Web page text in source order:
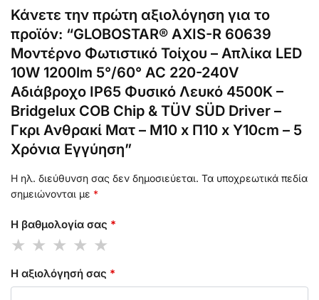
Κάνετε την πρώτη αξιολόγηση για το
προϊόν: “GLOBOSTAR® AXIS-R 60639
Μοντέρνο Φωτιστικό Τοίχου – Απλίκα LED
10W 1200lm 5°/60° AC 220-240V
Αδιάβροχο IP65 Φυσικό Λευκό 4500K –
Bridgelux COB Chip & TÜV SÜD Driver –
Γκρι Ανθρακί Ματ – Μ10 x Π10 x Υ10cm – 5
Χρόνια Εγγύηση”
Η ηλ. διεύθυνση σας δεν δημοσιεύεται. Τα υποχρεωτικά πεδία
σημειώνονται με *
Η βαθμολογία σας *
Η αξιολόγησή σας *